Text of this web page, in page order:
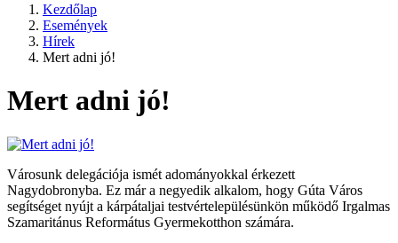
Kezdőlap
Események
Hírek
Mert adni jó!
Mert adni jó!
Városunk delegációja ismét adományokkal érkezett
Nagydobronyba. Ez már a negyedik alkalom, hogy Gúta Város
segítséget nyújt a kárpátaljai testvértelepülésünkön működő Irgalmas
Szamaritánus Református Gyermekotthon számára.